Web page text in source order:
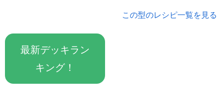
この型のレシピ一覧を見る
最新デッキラン
キング！